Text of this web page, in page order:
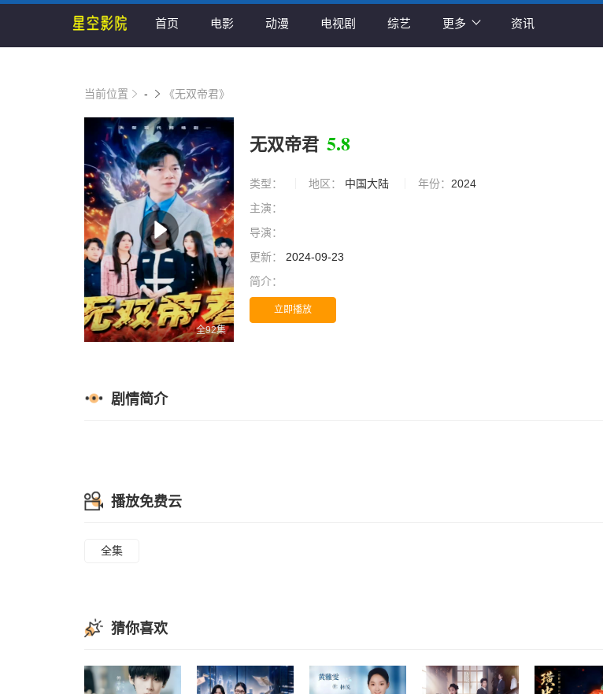
首页 电影 动漫 电视剧 综艺 更多 资讯
当前位置 - 《无双帝君》
全92集
无双帝君 5.8
类型： 地区： 中国大陆 年份： 2024
主演：
导演：
更新：
2024-09-23
简介：
立即播放
剧情简介
播放免费云
全集
猜你喜欢